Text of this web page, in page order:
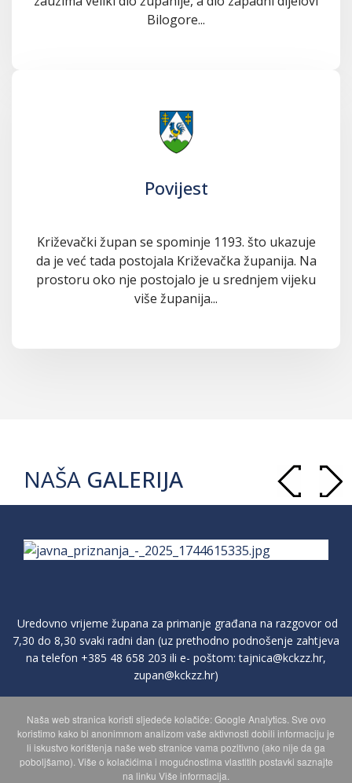
Bilogore...
Povijest
Križevački župan se spominje 1193. što ukazuje
da je već tada postojala Križevačka županija. Na
prostoru oko nje postojalo je u srednjem vijeku
više županija...
NAŠA GALERIJA
Uredovno vrijeme župana za primanje građana na razgovor od
7,30 do 8,30 svaki radni dan (uz prethodno podnošenje zahtjeva
na telefon +385 48 658 203 ili e- poštom:tajnica@kckzz.hr,
zupan@kckzz.hr)
POLITIKA ZAŠTITE PRIVATNOSTI OSOBNIH PODATAKA
MAPA WEBA
Naša web stranica koristi sljedeće kolačiće: Google Analytics. Sve ovo
koristimo kako bi anonimnom analizom vaše aktivnosti dobili informaciju je
li iskustvo korištenja naše web stranice vama pozitivno (ako nije da ga
poboljšamo). Više o kolačićima i mogućnostima vlastitih postavki saznajte
na linku Više informacija.